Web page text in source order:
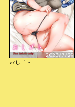
2023/7/29
おしゴト